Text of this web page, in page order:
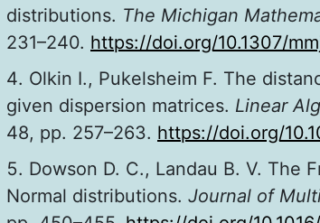
distributions. The Michigan
231–240. https://doi.org/10.1307/
Olkin I., Pukelsheim F. The
given dispersion matrices. Linear
48, pp. 257–263. https://doi.org/
Dowson D. C., Landau B. V. The
Normal distributions. Journal of